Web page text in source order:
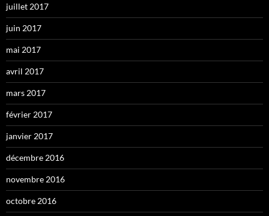
juillet 2017
juin 2017
mai 2017
avril 2017
mars 2017
février 2017
janvier 2017
décembre 2016
novembre 2016
octobre 2016